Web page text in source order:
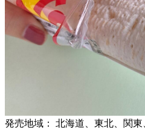
発売地域： 北海道、東北、関